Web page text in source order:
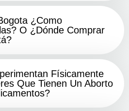
¿Como
O ¿Dónde Comprar
Físicamente
Que Tienen Un Aborto